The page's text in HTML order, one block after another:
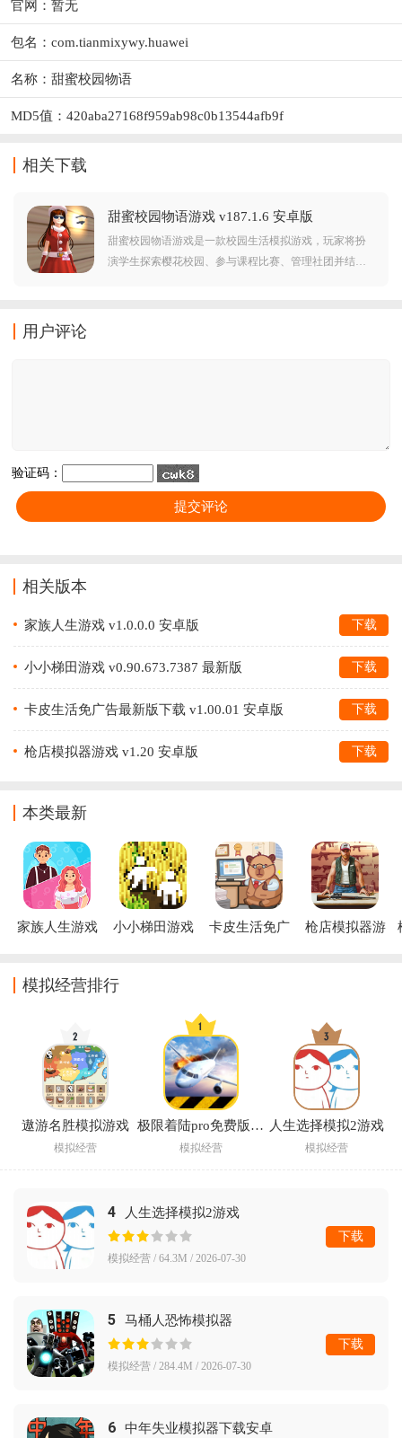
官网：暂无
包名：com.tianmixywy.huawei
名称：甜蜜校园物语
MD5值：420aba27168f959ab98c0b13544afb9f
相关下载
甜蜜校园物语游戏 v187.1.6 安卓版
甜蜜校园物语游戏是一款校园生活模拟游戏，玩家将扮
演学生探索樱花校园、参与课程比赛、管理社团并结交
用户评论
验证码：
相关版本
家族人生游戏 v1.0.0.0 安卓版 下载
小小梯田游戏 v0.90.673.7387 最新版 下载
卡皮生活免广告最新版下载 v1.00.01 安卓版 下载
枪店模拟器游戏 v1.20 安卓版 下载
本类最新
家族人生游戏 小小梯田游戏
卡皮生活免广
枪店模拟器游
模拟经营排行
遨游名胜模拟游戏
模拟经营
极限着陆pro免费版(Extreme Landings)
模拟经营
人生选择模拟2游戏
模拟经营
4 人生选择模拟2游戏
模拟经营 / 64.3M / 2026-07-30
下载
5 马桶人恐怖模拟器
模拟经营 / 284.4M / 2026-07-30
下载
6 中年失业模拟器下载安卓